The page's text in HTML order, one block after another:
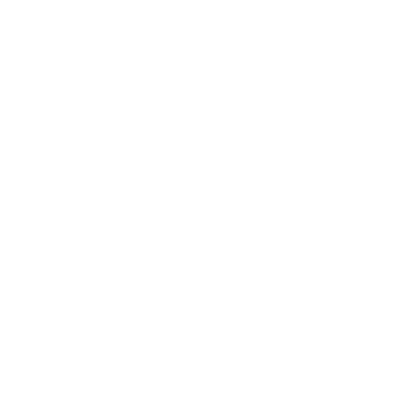
vybavení)
doporučujeme obuv). Lehátka a slunečníky za poplatek.
hod.)